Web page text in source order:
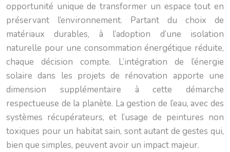
opportunité unique de transformer un espace tout en
préservant l’environnement. Partant du choix de
matériaux durables, à l’adoption d’une isolation
naturelle pour une consommation énergétique réduite,
chaque décision compte. L’intégration de l’énergie
solaire dans les projets de rénovation apporte une
dimension supplémentaire à cette démarche
respectueuse de la planète. La gestion de l’eau, avec des
systèmes récupérateurs, et l’usage de peintures non
toxiques pour un habitat sain, sont autant de gestes qui,
bien que simples, peuvent avoir un impact majeur.